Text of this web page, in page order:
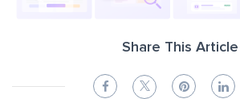
Share This Article